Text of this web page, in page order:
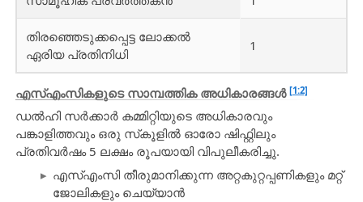
തിരഞ്ഞെടുക്കപ്പെട്ട ലോക്കൽ
ഏരിയ പ്രതിനിധി
1
എസ്എംസികളുടെ സാമ്പത്തിക അധികാരങ്ങൾ [1:2]
ഡൽഹി സർക്കാർ കമ്മിറ്റിയുടെ അധികാരവും
പങ്കാളിത്തവും ഒരു സ്‌കൂളിൽ ഓരോ ഷിഫ്റ്റിലും
പ്രതിവർഷം 5 ലക്ഷം രൂപയായി വിപുലീകരിച്ചു.
എസ്എംസി തീരുമാനിക്കുന്ന അറ്റകുറ്റപ്പണികളും മറ്റ്
ജോലികളും ചെയ്യാൻ